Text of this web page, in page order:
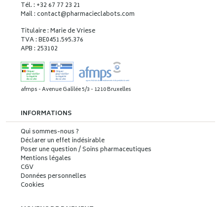
Tél. : +32 67 77 23 21
Mail : contact@pharmacieclabots.com
Titulaire : Marie de Vriese
TVA : BE0451.595.376
APB : 253102
afmps - Avenue Galilée 5/3 - 1210 Bruxelles
INFORMATIONS
Qui sommes-nous ?
Déclarer un effet indésirable
Poser une question / Soins pharmaceutiques
Mentions légales
CGV
Données personnelles
Cookies